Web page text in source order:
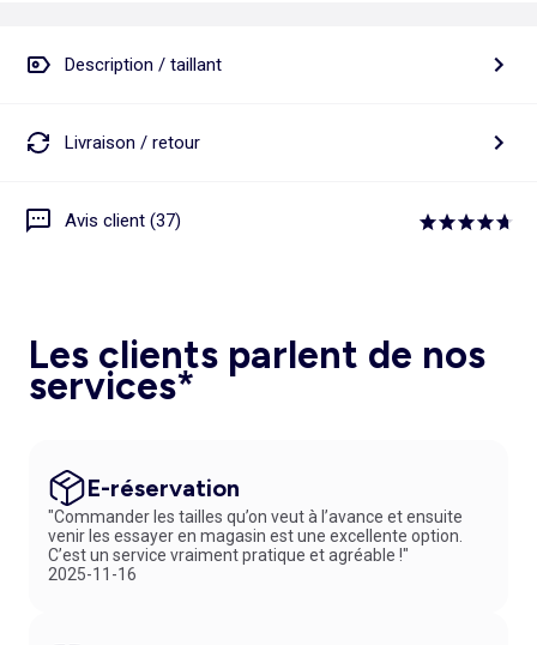
Description / taillant
Livraison / retour
Avis client (37)
Les clients parlent de nos
services*
E-réservation
"Commander les tailles qu’on veut à l’avance et ensuite
venir les essayer en magasin est une excellente option.
C’est un service vraiment pratique et agréable !"
2025-11-16